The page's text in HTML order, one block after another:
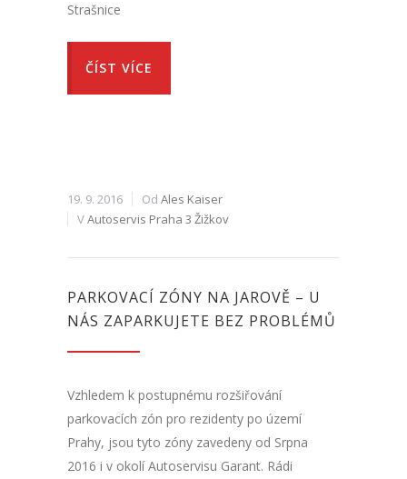
Strašnice
ČÍST VÍCE
19. 9. 2016 Od Ales Kaiser
VAutoservis Praha 3 Žižkov
PARKOVACÍ ZÓNY NA JAROVĚ – U
NÁS ZAPARKUJETE BEZ PROBLÉMŮ
Vzhledem k postupnému rozšiřování
parkovacích zón pro rezidenty po území
Prahy, jsou tyto zóny zavedeny od Srpna
2016 i v okolí Autoservisu Garant. Rádi